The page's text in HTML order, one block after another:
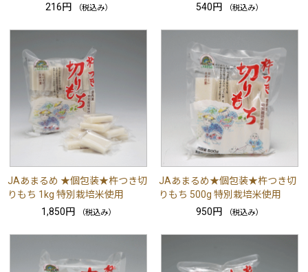
216円
（税込み）
540円
（税込み）
JAあまるめ ★個包装★杵つき切
りもち 1kg 特別栽培米使用
1,850円
（税込み）
JAあまるめ★個包装★杵つき切
りもち 500g 特別栽培米使用
950円
（税込み）